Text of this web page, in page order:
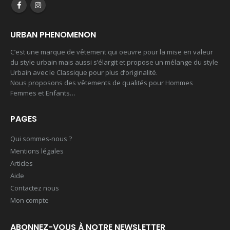
17,00
T shirt CLass 26
0out of 5
17,00€
T shirt homme
0 out of 5
37,00€
Mayotte 976
URBAN PHENOMENON
C’est une marque de vêtement qui oeuvre pour la mise en valeur
du style urbain mais aussi s’élargit et propose un mélange du style
Urbain avec le Classique pour plus d’originalité.
Nous proposons des vêtements de qualités pour Hommes
Femmes et Enfants…
PAGES
Qui sommes-nous ?
Mentions légales
Articles
Aide
Contactez nous
Mon compte
ABONNEZ-VOUS À NOTRE NEWSLETTER